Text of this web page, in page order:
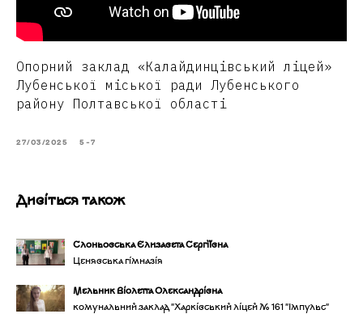
Опорний заклад «Калайдинцівський ліцей»
Лубенської міської ради Лубенського
району Полтавської області
27/03/2025 5-7
Дивіться також
Слоньовська Єлизавета Сергіївна
Ценявська гімназія
Мельник Віолетта Олександрівна
комунальний заклад "Харківський ліцей № 161 "Імпульс"